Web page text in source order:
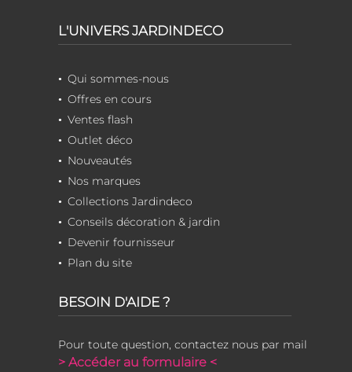
L'UNIVERS JARDINDECO
Qui sommes-nous
Offres en cours
Ventes flash
Outlet déco
Nouveautés
Nos marques
Collections Jardindeco
Conseils décoration & jardin
Devenir fournisseur
Plan du site
BESOIN D'AIDE ?
Pour toute question, contactez nous par mail
> Accéder au formulaire <